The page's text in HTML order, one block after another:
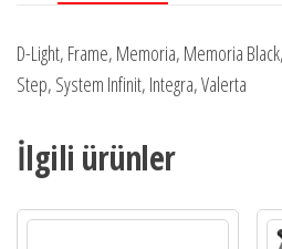
D-Light, Frame, Memoria, Memoria
Step, System Infinit, Integra, Valerta
İlgili ürünler